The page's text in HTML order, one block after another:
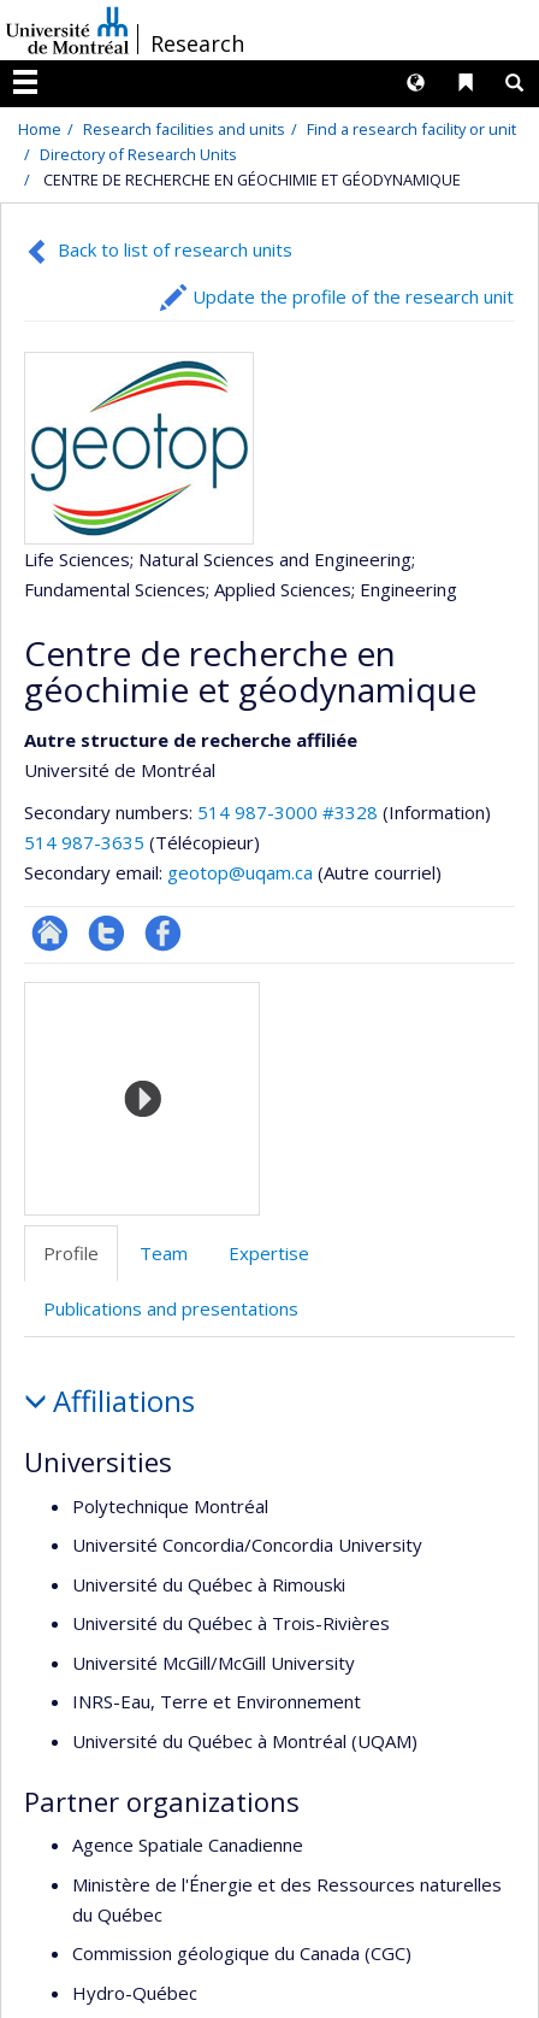
au
contenu
/Research
Menu
Liens
Langues
Home Research facilities and units
Find a research facility or unit
Directory of Research Units
CENTRE DE RECHERCHE EN GÉOCHIMIE ET GÉODYNAMIQUE
Back to list of research units
Update the profile of the research unit
Life Sciences; Natural Sciences and Engineering;
Fundamental Sciences; Applied Sciences; Engineering
Centre de recherche en
géochimie et géodynamique
Autre structure de recherche affiliée
Université de Montréal
Secondary numbers: 514 987-3000 #3328 (Information)
514 987-3635 (Télécopieur)
Secondary email: geotop@uqam.ca (Autre courriel)
Site
CompteProfil
Media
Profile Team Expertise
Publications and presentations
Affiliations
Universities
Polytechnique Montréal
Université Concordia/Concordia University
Université du Québec à Rimouski
Université du Québec à Trois-Rivières
Université McGill/McGill University
INRS-Eau, Terre et Environnement
Université du Québec à Montréal (UQAM)
Partner organizations
Agence Spatiale Canadienne
Ministère de l'Énergie et des Ressources naturelles
du Québec
Commission géologique du Canada (CGC)
Hydro-Québec